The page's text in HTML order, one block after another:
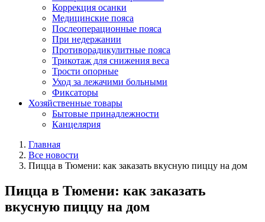
Коррекция осанки
Медицинские пояса
Послеоперационные пояса
При недержании
Противорадикулитные пояса
Трикотаж для снижения веса
Трости опорные
Уход за лежачими больными
Фиксаторы
Хозяйственные товары
Бытовые принадлежности
Канцелярия
Главная
Все новости
Пицца в Тюмени: как заказать вкусную пиццу на дом
Пицца в Тюмени: как заказать
вкусную пиццу на дом